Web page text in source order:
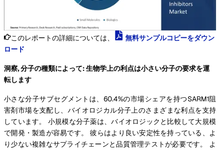
このレポートの詳細については、
無料サンプルコピーをダウン
ロード
洞察, 分子の種類によって: 生物学上の利点は小さい分子の要求を運
転します
小さな分子サブセグメントは、60.4%の市場シェアを持つSARM1阻
害剤市場を支配し、バイオロジカル分子上のさまざまな利点を支持
しています。 小規模な分子薬は、バイオロジックと比較して大規模
で開発・製造が容易です。 彼らはより良い安定性を持っている、よ
り少ない複雑なサプライチェーンと品質管理テストが必要です。 よ